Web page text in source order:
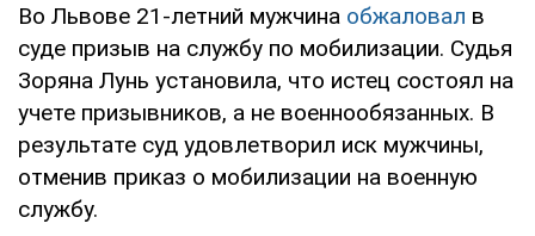
Во Львове 21-летний мужчина обжаловал в
суде призыв на службу по мобилизации. Судья
Зоряна Лунь установила, что истец состоял на
учете призывников, а не военнообязанных. В
результате суд удовлетворил иск мужчины,
отменив приказ о мобилизации на военную
службу.